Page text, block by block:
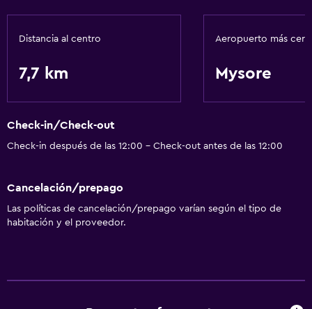
Distancia al centro
7,7 km
Aeropuerto más
Mysore
Check-in/Check-out
Check-in después de las 12:00 - Check-out antes de las 12:00
Cancelación/prepago
Las políticas de cancelación/prepago varían según el tipo de
habitación y el proveedor.